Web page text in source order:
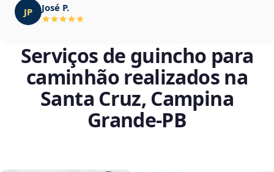
JP José P.
Serviços de guincho para
caminhão realizados na
Santa Cruz, Campina
Grande‑PB